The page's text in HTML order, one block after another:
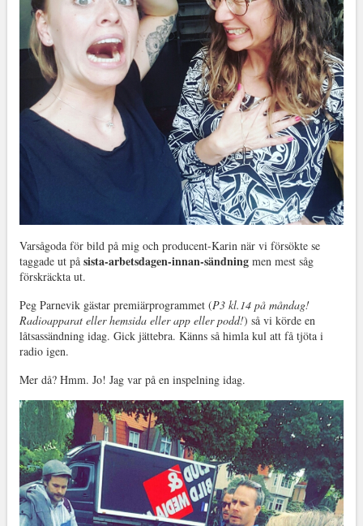
Varsågoda för bild på mig och producent-Karin när vi försökte se
taggade ut på sista-arbetsdagen-innan-sändningmen mest såg
förskräckta ut.
Peg Parnevik gästar premiärprogrammet (P3 kl.14 på måndag!
Radioapparat eller hemsida eller app eller podd!) så vi körde en
låtsassändning idag. Gick jättebra. Känns så himla kul att få tjöta i
radio igen.
Mer då? Hmm. Jo! Jag var på en inspelning idag.